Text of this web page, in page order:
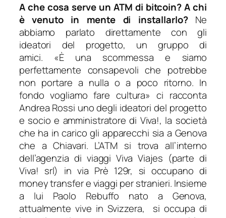
A che cosa serve un ATM di bitcoin? A chi
è venuto in mente di installarlo? Ne
abbiamo parlato direttamente con gli
ideatori del progetto, un gruppo di
amici. «È una scommessa e siamo
perfettamente consapevoli che potrebbe
non portare a nulla o a poco ritorno. In
fondo vogliamo fare cultura» ci racconta
Andrea Rossi uno degli ideatori del progetto
e socio e amministratore di Viva!, la società
che ha in carico gli apparecchi sia a Genova
che a Chiavari. L’ATM si trova all’interno
dell’agenzia di viaggi Viva Viajes (parte di
Viva! srl) in via Prè 129r, si occupano di
money transfer e viaggi per stranieri. Insieme
a lui Paolo Rebuffo nato a Genova,
attualmente vive in Svizzera, si occupa di